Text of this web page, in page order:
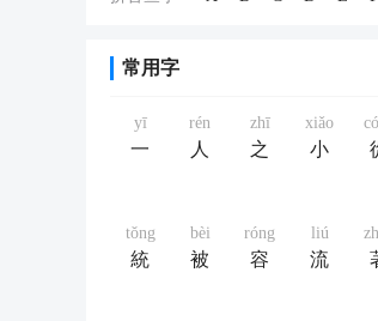
常用字
yī
一
rén
人
zhī
之
xiǎo
小
tǒng
統
bèi
被
róng
容
liú
流